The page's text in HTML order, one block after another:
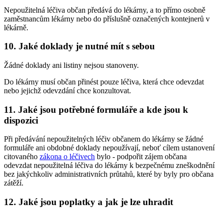
Nepoužitelná léčiva občan předává do lékárny, a to přímo osobně
zaměstnancům lékárny nebo do příslušně označených kontejnerů v
lékárně.
10. Jaké doklady je nutné mít s sebou
Žádné doklady ani listiny nejsou stanoveny.
Do lékárny musí občan přinést pouze léčiva, která chce odevzdat
nebo jejichž odevzdání chce konzultovat.
11. Jaké jsou potřebné formuláře a kde jsou k
dispozici
Při předávání nepoužitelných léčiv občanem do lékárny se žádné
formuláře ani obdobné doklady nepoužívají, neboť cílem ustanovení
citovaného zákona o léčivech bylo - podpořit zájem občana
odevzdat nepoužitelná léčiva do lékárny k bezpečnému zneškodnění
bez jakýchkoliv administrativních průtahů, které by byly pro občana
zátěží.
12. Jaké jsou poplatky a jak je lze uhradit